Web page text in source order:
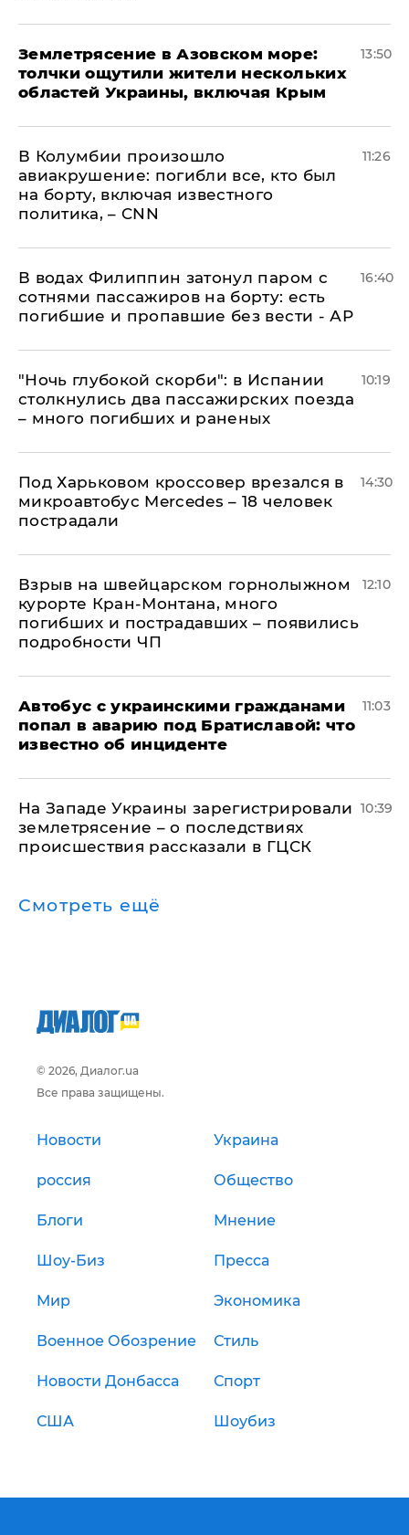
Землетрясение в Азовском море:
толчки ощутили жители нескольких
областей Украины, включая Крым
13:50
В Колумбии произошло
авиакрушение: погибли все, кто был
на борту, включая известного
политика, – CNN
11:26
В водах Филиппин затонул паром с
сотнями пассажиров на борту: есть
погибшие и пропавшие без вести - АР
16:40
"Ночь глубокой скорби": в Испании
столкнулись два пассажирских поезда
– много погибших и раненых
10:19
Под Харьковом кроссовер врезался в
микроавтобус Mercedes – 18 человек
пострадали
14:30
Взрыв на швейцарском горнолыжном
курорте Кран-Монтана, много
погибших и пострадавших – появились
подробности ЧП
12:10
Автобус с украинскими гражданами
попал в аварию под Братиславой: что
известно об инциденте
11:03
На Западе Украины зарегистрировали
землетрясение – о последствиях
происшествия рассказали в ГЦСК
10:39
Смотреть ещё
© 2026, Диалог.ua
Все права защищены.
Новости Украина
россия Общество
Блоги Мнение
Шоу-Биз Пресса
Мир Экономика
Военное Обозрение Стиль
Новости Донбасса Спорт
США Шоубиз